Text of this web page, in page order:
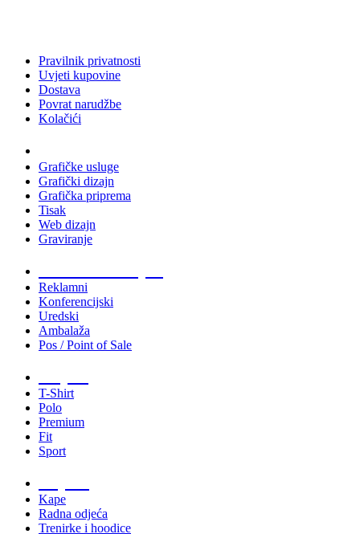
Pravilnik privatnosti
Uvjeti kupovine
Dostava
Povrat narudžbe
Kolačići
Grafičke usluge
Grafički dizajn
Grafička priprema
Tisak
Web dizajn
Graviranje
Reklamni
Konferencijski
Uredski
Ambalaža
Pos / Point of Sale
T-Shirt
Polo
Premium
Fit
Sport
Kape
Radna odjeća
Trenirke i hoodice